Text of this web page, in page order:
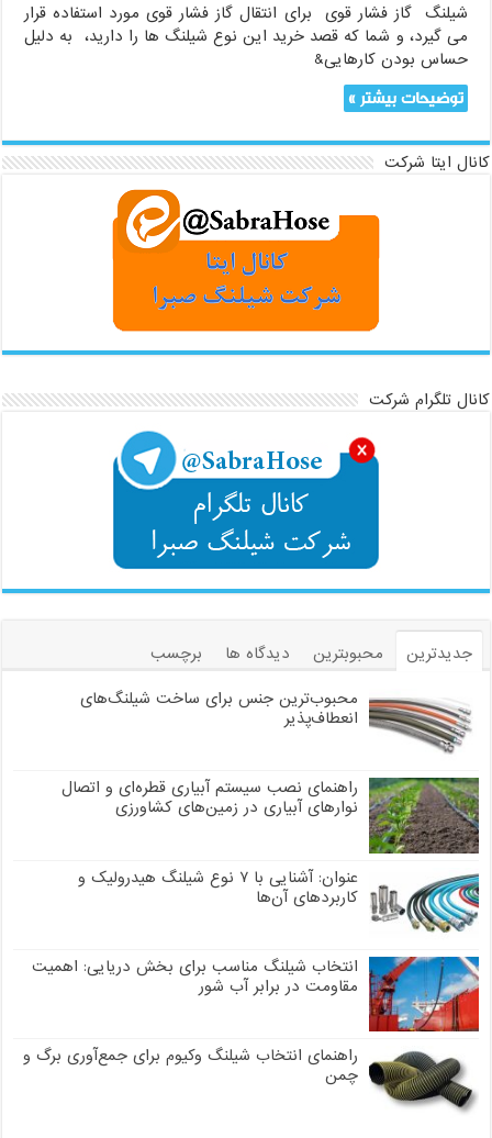
شیلنگ گاز فشار قوی برای انتقال گاز فشار قوی مورد استفاده قرار
می گیرد، و شما که قصد خرید این نوع شیلنگ ها را دارید، به دلیل
حساس بودن کارهایی&
توضیحات بیشتر »
کانال ایتا شرکت
کانال تلگرام شرکت
جدیدترین محبوبترین دیدگاه ها
برچسب
محبوب‌ترین جنس برای ساخت شیلنگ‌های
انعطاف‌پذیر
راهنمای نصب سیستم آبیاری قطره‌ای و اتصال
نوارهای آبیاری در زمین‌های کشاورزی
عنوان: آشنایی با ۷ نوع شیلنگ هیدرولیک و
کاربردهای آن‌ها
انتخاب شیلنگ مناسب برای بخش دریایی: اهمیت
مقاومت در برابر آب شور
راهنمای انتخاب شیلنگ وکیوم برای جمع‌آوری برگ و
چمن